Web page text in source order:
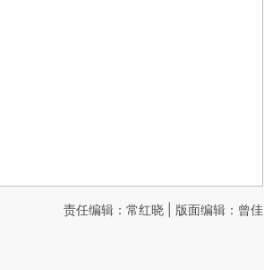
责任编辑：常红晓 | 版面编辑：曾佳